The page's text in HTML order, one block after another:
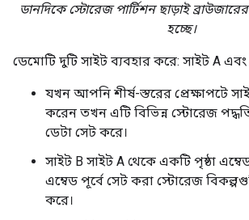
ডানদিকে স্টোরেজ পার্টিশন ছাড়াই
হচ্ছে।
ডেমোটি দুটি সাইট ব্যবহার করে: সাইট A এবং
যখন আপনি শীর্ষ-স্তরের প্রেক্ষাপটে
করেন তখন এটি বিভিন্ন স্টোরেজ
ডেটা সেট করে।
সাইট B সাইট A থেকে একটি পৃষ্ঠা
এম্বেড পূর্বে সেট করা স্টোরেজ
করে।